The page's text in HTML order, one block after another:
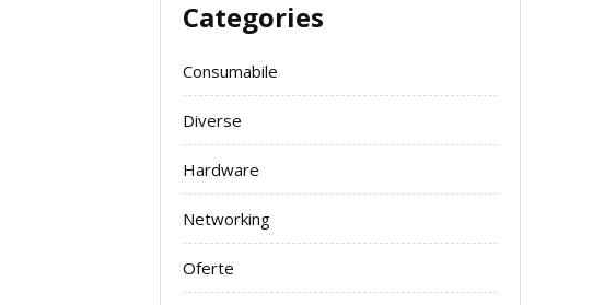
Categories
Consumabile
Diverse
Hardware
Networking
Oferte